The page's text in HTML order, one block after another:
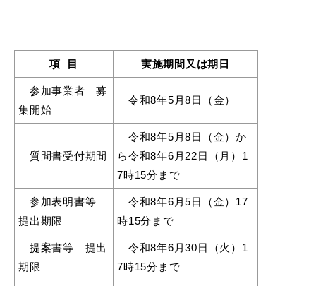
浜田市観光協会ポータルサイト「はまナビ」
項 目 実施期間又は期日
参加事業者 募
集開始
令和8年5月8日（金）
質問書受付期間
令和8年5月8日（金）か
ら令和8年6月22日（月）1
7時15分まで
参加表明書等
提出期限
令和8年6月5日（金）17
時15分まで
提案書等 提出
期限
令和8年6月30日（火）1
7時15分まで